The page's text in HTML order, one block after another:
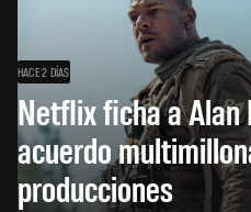
HACE 2 DÍAS
Netflix ficha a Alan
acuerdo
producciones